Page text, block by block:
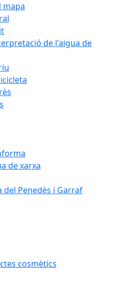
mapa
de l'aigua de
de xarxa
del Penedès i Garraf
cosmètics